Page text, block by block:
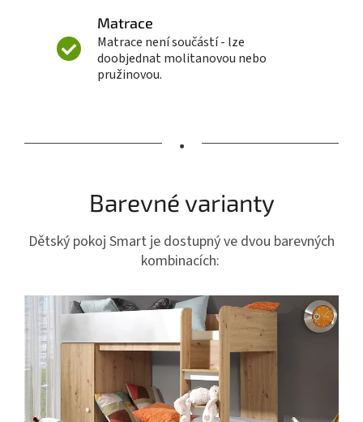
Matrace
Matrace není součástí - lze
doobjednat molitanovou nebo
pružinovou.
•
Barevné varianty
Dětský pokoj Smart je dostupný ve dvou barevných
kombinacích: